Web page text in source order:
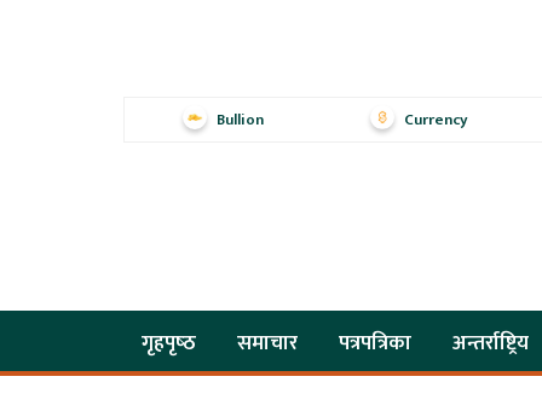
Bullion Currency
गृहपृष्‍ठ समाचार पत्रपत्रिका अन्तर्राष्ट्रिय